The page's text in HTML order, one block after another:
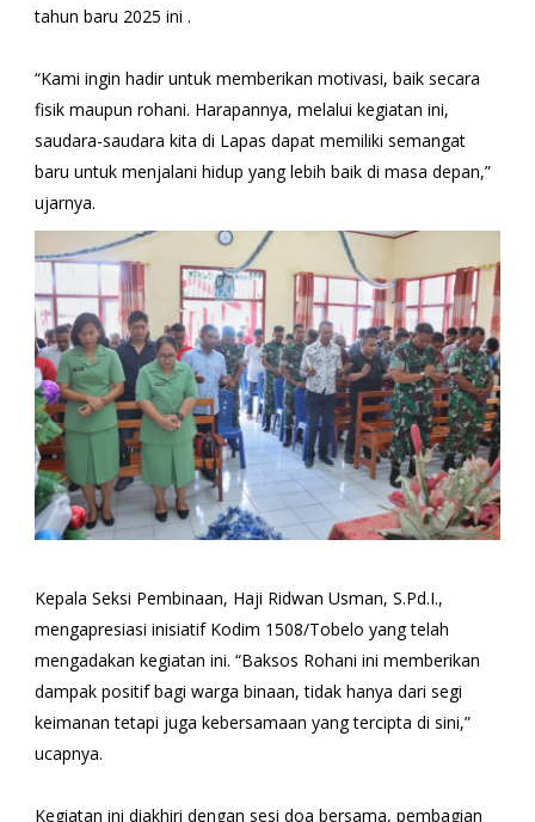
tahun baru 2025 ini .
“Kami ingin hadir untuk memberikan motivasi, baik secara
fisik maupun rohani. Harapannya, melalui kegiatan ini,
saudara-saudara kita di Lapas dapat memiliki semangat
baru untuk menjalani hidup yang lebih baik di masa depan,”
ujarnya.
Kepala Seksi Pembinaan, Haji Ridwan Usman, S.Pd.I.,
mengapresiasi inisiatif Kodim 1508/Tobelo yang telah
mengadakan kegiatan ini. “Baksos Rohani ini memberikan
dampak positif bagi warga binaan, tidak hanya dari segi
keimanan tetapi juga kebersamaan yang tercipta di sini,”
ucapnya.
Kegiatan ini diakhiri dengan sesi doa bersama, pembagian